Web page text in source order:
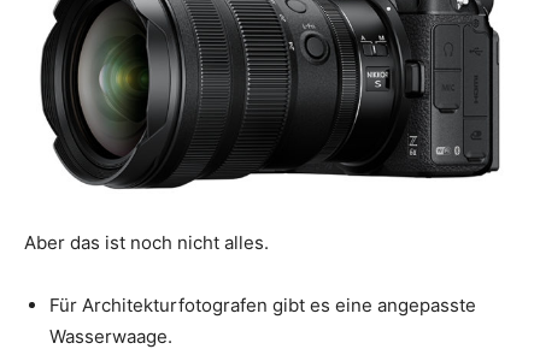
Aber das ist noch nicht alles.
Für Architekturfotografen gibt es eine angepasste
Wasserwaage.